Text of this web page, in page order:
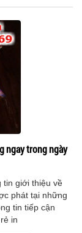
ngay trong ngày
tin giới thiệu về
phát tại những
tin tiếp cận
in